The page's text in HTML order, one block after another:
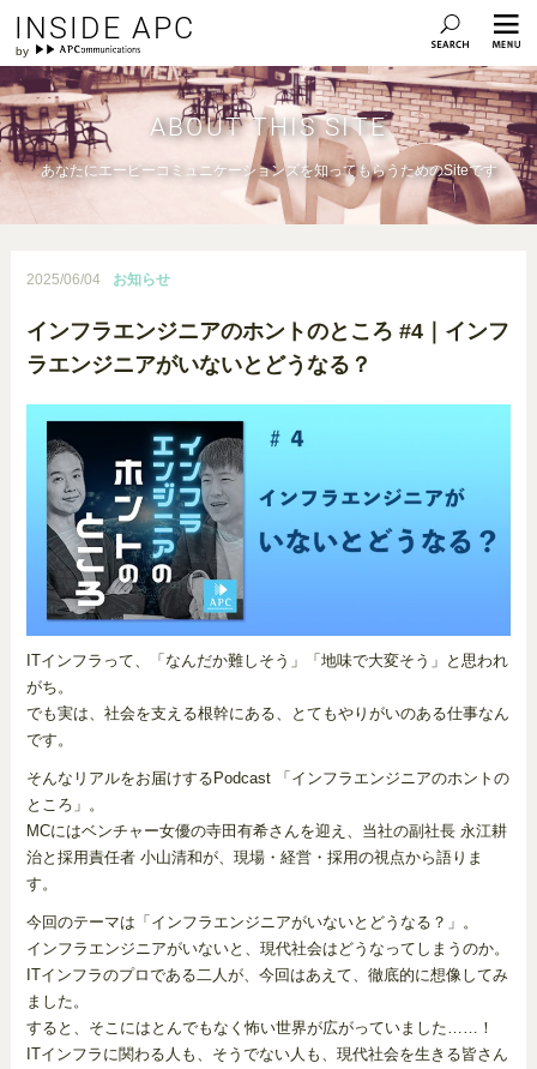
INSIDE APC
ABOUT THIS SITE
あなたにエーピーコミュニケーションズを知ってもらうためのSiteです
2025/06/04 お知らせ
インフラエンジニアのホントのところ #4｜インフ
ラエンジニアがいないとどうなる？
ITインフラって、「なんだか難しそう」「地味で大変そう」と思われ
がち。
でも実は、社会を支える根幹にある、とてもやりがいのある仕事なん
です。
そんなリアルをお届けするPodcast 「インフラエンジニアのホントの
ところ」。
MCにはベンチャー女優の寺田有希さんを迎え、当社の副社長 永江耕
治と採用責任者 小山清和が、現場・経営・採用の視点から語りま
す。
今回のテーマは「インフラエンジニアがいないとどうなる？」。
インフラエンジニアがいないと、現代社会はどうなってしまうのか。
ITインフラのプロである二人が、今回はあえて、徹底的に想像してみ
ました。
すると、そこにはとんでもなく怖い世界が広がっていました……！
ITインフラに関わる人も、そうでない人も、現代社会を生きる皆さん